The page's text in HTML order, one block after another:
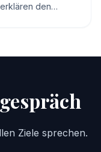
den
Ziele sprechen.